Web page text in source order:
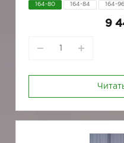
164-80 164-84 164-96
9